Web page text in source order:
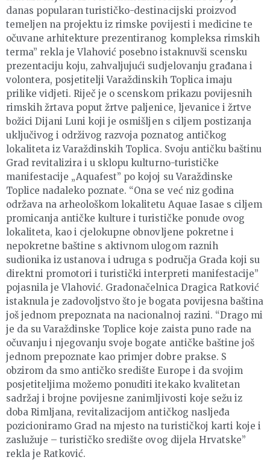
danas popularan turističko-destinacijski proizvod
temeljen na projektu iz rimske povijesti i medicine te
očuvane arhitekture prezentiranog kompleksa rimskih
terma” rekla je Vlahović posebno istaknuvši scensku
prezentaciju koju, zahvaljujući sudjelovanju građana i
volontera, posjetitelji Varaždinskih Toplica imaju
prilike vidjeti. Riječ je o scenskom prikazu povijesnih
rimskih žrtava poput žrtve paljenice, ljevanice i žrtve
božici Dijani Luni koji je osmišljen s ciljem postizanja
uključivog i održivog razvoja poznatog antičkog
lokaliteta iz Varaždinskih Toplica. Svoju antičku baštinu
Grad revitalizira i u sklopu kulturno-turističke
manifestacije „Aquafest” po kojoj su Varaždinske
Toplice nadaleko poznate. “Ona se već niz godina
održava na arheološkom lokalitetu Aquae Iasae s ciljem
promicanja antičke kulture i turističke ponude ovog
lokaliteta, kao i cjelokupne obnovljene pokretne i
nepokretne baštine s aktivnom ulogom raznih
sudionika iz ustanova i udruga s područja Grada koji su
direktni promotori i turistički interpreti manifestacije”
pojasnila je Vlahović. Gradonačelnica Dragica Ratković
istaknula je zadovoljstvo što je bogata povijesna baština
još jednom prepoznata na nacionalnoj razini. “Drago mi
je da su Varaždinske Toplice koje zaista puno rade na
očuvanju i njegovanju svoje bogate antičke baštine još
jednom prepoznate kao primjer dobre prakse. S
obzirom da smo antičko središte Europe i da svojim
posjetiteljima možemo ponuditi itekako kvalitetan
sadržaj i brojne povijesne zanimljivosti koje sežu iz
doba Rimljana, revitalizacijom antičkog nasljeđa
pozicioniramo Grad na mjesto na turističkoj karti koje i
zaslužuje – turističko središte ovog dijela Hrvatske”
rekla je Ratković.